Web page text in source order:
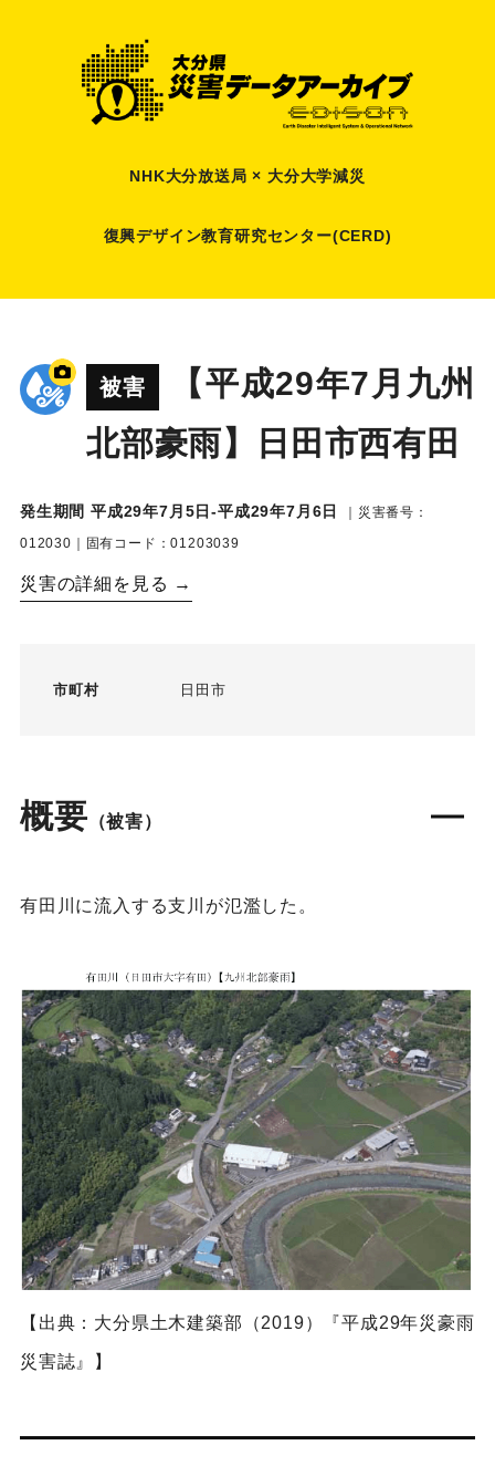
NHK大分放送局 × 大分大学減災
復興デザイン教育研究センター(CERD)
被害
【平成29年7月九州
北部豪雨】日田市西有田
発生期間 平成29年7月5日-平成29年7月6日
｜災害番号：
012030｜固有コード：01203039
災害の詳細を見る →
市町村 日田市
概要 （被害）
有田川に流入する支川が氾濫した。
【出典：大分県土木建築部（2019）『平成29年災豪雨
災害誌』】